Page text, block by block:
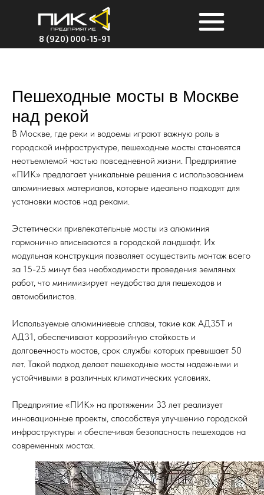
8 (920) 000-15-91
Пешеходные мосты в Москве
над рекой
В Москве, где реки и водоемы играют важную роль в
городской инфраструктуре, пешеходные мосты становятся
неотъемлемой частью повседневной жизни. Предприятие
«ПИК» предлагает уникальные решения с использованием
алюминиевых материалов, которые идеально подходят для
установки мостов над реками.
Эстетически привлекательные мосты из алюминия
гармонично вписываются в городской ландшафт. Их
модульная конструкция позволяет осуществить монтаж всего
за 15-25 минут без необходимости проведения земляных
работ, что минимизирует неудобства для пешеходов и
автомобилистов.
Используемые алюминиевые сплавы, такие как АД35Т и
АД31, обеспечивают коррозийную стойкость и
долговечность мостов, срок службы которых превышает 50
лет. Такой подход делает пешеходные мосты надежными и
устойчивыми в различных климатических условиях.
Предприятие «ПИК» на протяжении 33 лет реализует
инновационные проекты, способствуя улучшению городской
инфраструктуры и обеспечивая безопасность пешеходов на
современных мостах.